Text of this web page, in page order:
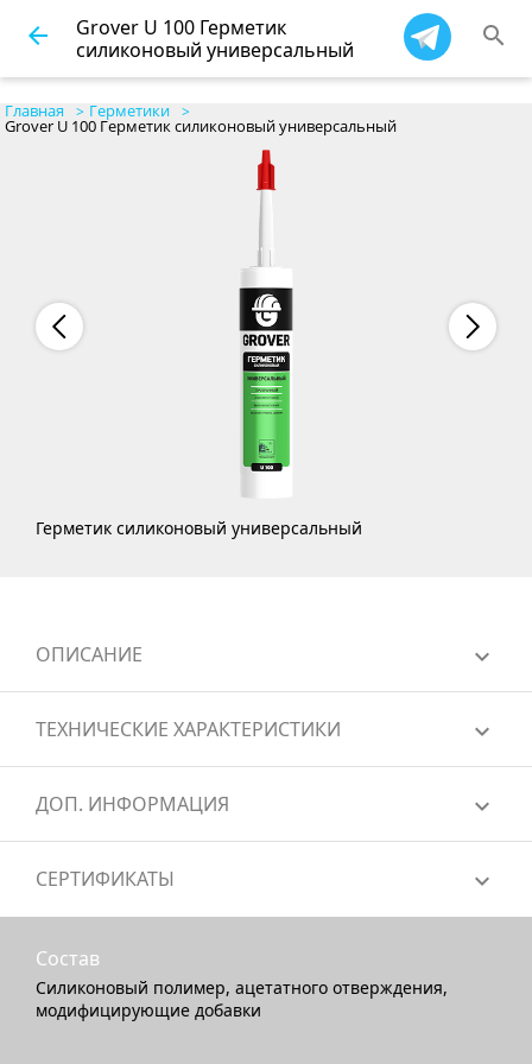
Главная Герметики
Grover U 100 Герметик силиконовый универсальный
Герметик силиконовый универсальный
ОПИСАНИЕ
ТЕХНИЧЕСКИЕ ХАРАКТЕРИСТИКИ
ДОП. ИНФОРМАЦИЯ
СЕРТИФИКАТЫ
Состав
Силиконовый полимер, ацетатного отверждения,
модифицирующие добавки
arrow_back
Grover U 100 Герметик
силиконовый универсальный
search